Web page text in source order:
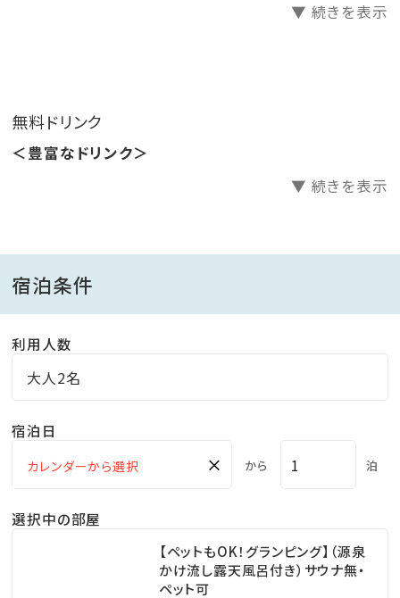
ング】159㎡
どちらのお部屋もペット（犬）とお泊まりいただける部屋
冷暖房付きの快適空間でお過ごしください。
―――温泉について―――
貸切で24時間いつでもご入浴いただけます。
＜豊富なドリンクをご用意＞
無料ドリンクは宿泊中、ご自由にお飲みいただけます。
・季節によって料理メニューが変更になる場合がござい
▼ 続きを表示
無料ドリンク
＜豊富なドリンク＞
▼ 続きを表示
宿泊条件
利用人数
大人2名
宿泊日
× から 泊
選択中の部屋
【ペットもOK！グランピング】（源泉
かけ流し露天風呂付き）サウナ無・
ペット可